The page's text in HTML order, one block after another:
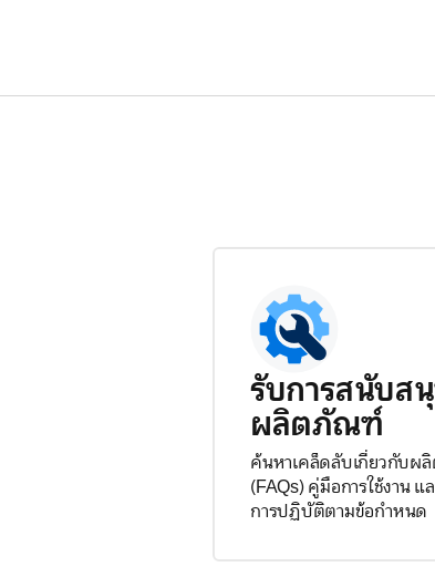
รับการสนับส
ผลิตภัณฑ์
ค้นหาเคล็ดลับเกี่ยวกับ
(FAQs) คู่มือการใช้งาน
การปฏิบัติตามข้อกำหนด